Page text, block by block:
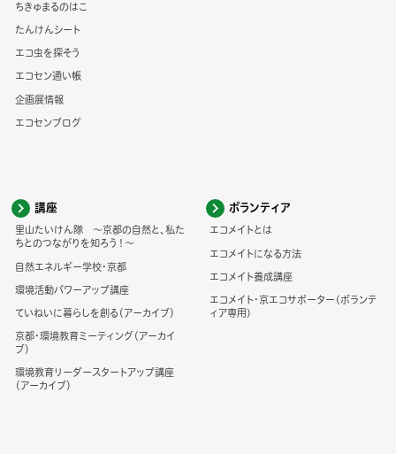
ちきゅまるのはこ
たんけんシート
エコ虫を探そう
エコセン通い帳
企画展情報
エコセンブログ
講座
里山たいけん隊 ～京都の自然と、私た
ちとのつながりを知ろう！～
自然エネルギー学校・京都
環境活動パワーアップ講座
ていねいに暮らしを創る（アーカイブ）
京都・環境教育ミーティング（アーカイ
ブ）
環境教育リーダースタートアップ講座
（アーカイブ）
ボランティア
エコメイトとは
エコメイトになる方法
エコメイト養成講座
エコメイト・京エコサポーター(ボランテ
ィア専用)